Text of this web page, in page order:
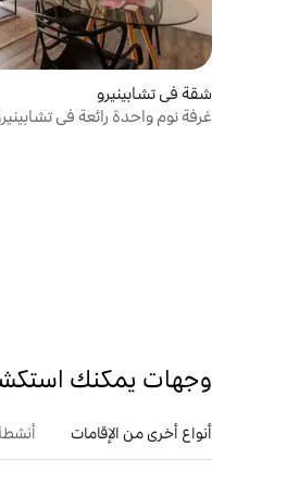
شقة في تشابينيرو
غرفة نوم واحدة رائعة في
وجهات يمكنك
أنواع أخرى من الإقامات